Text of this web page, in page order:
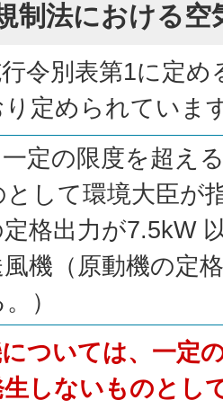
制法における空
令別表第1に定め
定められていま
定の限度を超え
して環境大臣が
格出力が7.5kW
機（原動機の定
）
ついては、一定
しないものとし